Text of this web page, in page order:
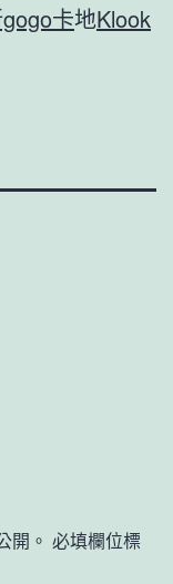
卡地Klook
開。 必填欄位標